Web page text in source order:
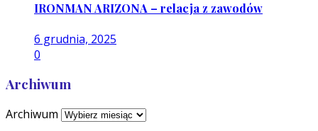
IRONMAN ARIZONA – relacja z zawodów
6 grudnia, 2025
0
Archiwum
Archiwum